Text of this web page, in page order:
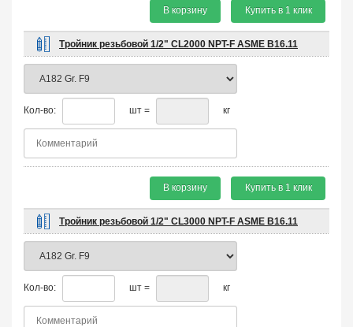
В корзину Купить в 1 клик
Тройник резьбовой 1/2" CL2000 NPT-F ASME B16.11
Кол-во: шт = кг
В корзину Купить в 1 клик
Тройник резьбовой 1/2" CL3000 NPT-F ASME B16.11
Кол-во: шт = кг